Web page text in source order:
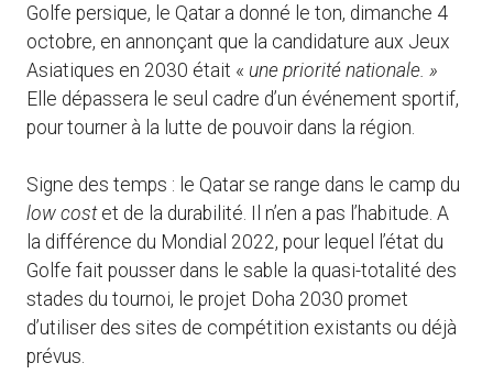
Golfe persique, le Qatar a donné le ton, dimanche 4
octobre, en annonçant que la candidature aux Jeux
Asiatiques en 2030 était « une priorité nationale. »
Elle dépassera le seul cadre d’un événement sportif,
pour tourner à la lutte de pouvoir dans la région.
Signe des temps : le Qatar se range dans le camp du
low costet de la durabilité. Il n’en a pas l’habitude. A
la différence du Mondial 2022, pour lequel l’état du
Golfe fait pousser dans le sable la quasi-totalité des
stades du tournoi, le projet Doha 2030 promet
d’utiliser des sites de compétition existants ou déjà
prévus.